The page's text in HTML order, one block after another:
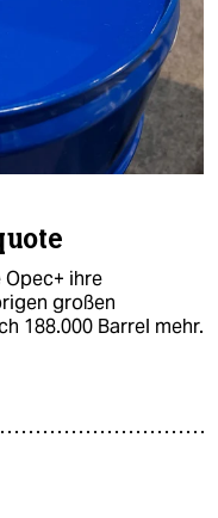
ihre
großen
188.000 Barrel mehr.